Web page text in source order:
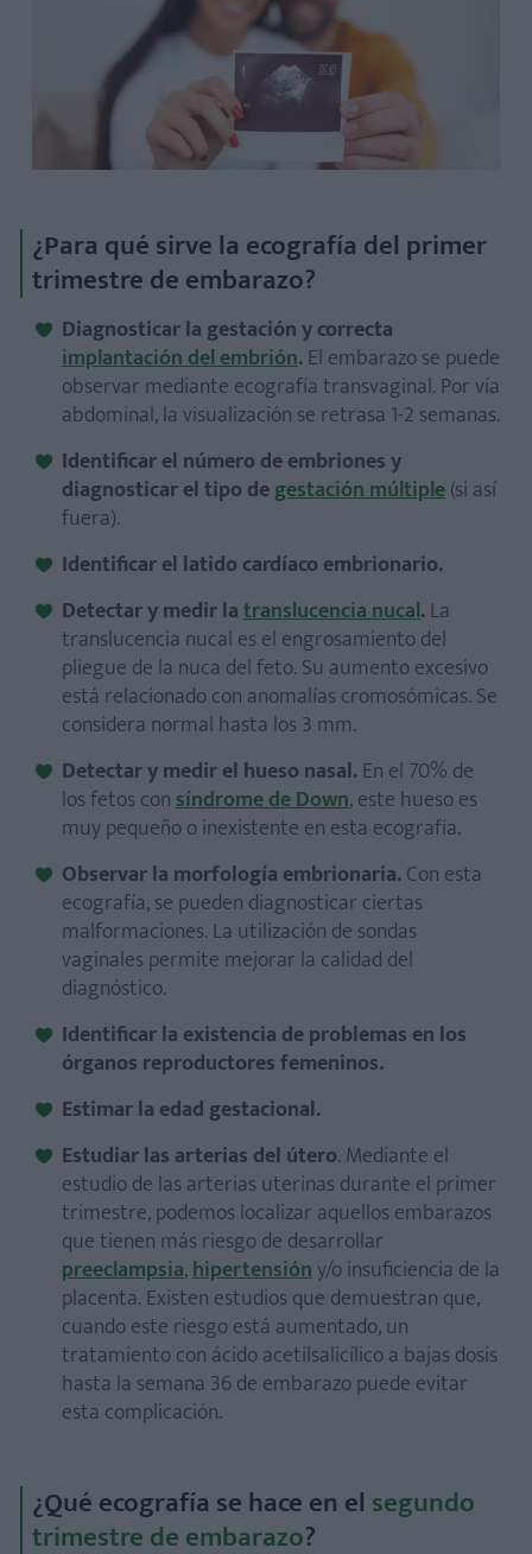
¿Para qué sirve la ecografía del primer
trimestre de embarazo?
Diagnosticar la gestación y correcta
implantación del embrión.El embarazo se puede
observar mediante ecografía transvaginal. Por vía
abdominal, la visualización se retrasa 1-2 semanas.
Identificar el número de embriones y
diagnosticar el tipo degestación múltiple(si así
fuera).
Identificar el latido cardíaco embrionario.
Detectar y medir latranslucencia nucal.La
translucencia nucal es el engrosamiento del
pliegue de la nuca del feto. Su aumento excesivo
está relacionado con anomalías cromosómicas. Se
considera normal hasta los 3 mm.
Detectar y medir el hueso nasal.En el 70% de
los fetos consíndrome de Down, este hueso es
muy pequeño o inexistente en esta ecografía.
Observar la morfología embrionaria.Con esta
ecografía, se pueden diagnosticar ciertas
malformaciones. La utilización de sondas
vaginales permite mejorar la calidad del
diagnóstico.
Identificar la existencia de problemas en los
órganos reproductores femeninos.
Estimar la edad gestacional.
Estudiar las arterias del útero. Mediante el
estudio de las arterias uterinas durante el primer
trimestre, podemos localizar aquellos embarazos
que tienen más riesgo de desarrollar
preeclampsia,hipertensióny/o insuficiencia de la
placenta. Existen estudios que demuestran que,
cuando este riesgo está aumentado, un
tratamiento con ácido acetilsalicílico a bajas dosis
hasta la semana 36 de embarazo puede evitar
esta complicación.
¿Qué ecografía se hace en el segundo
trimestre de embarazo?